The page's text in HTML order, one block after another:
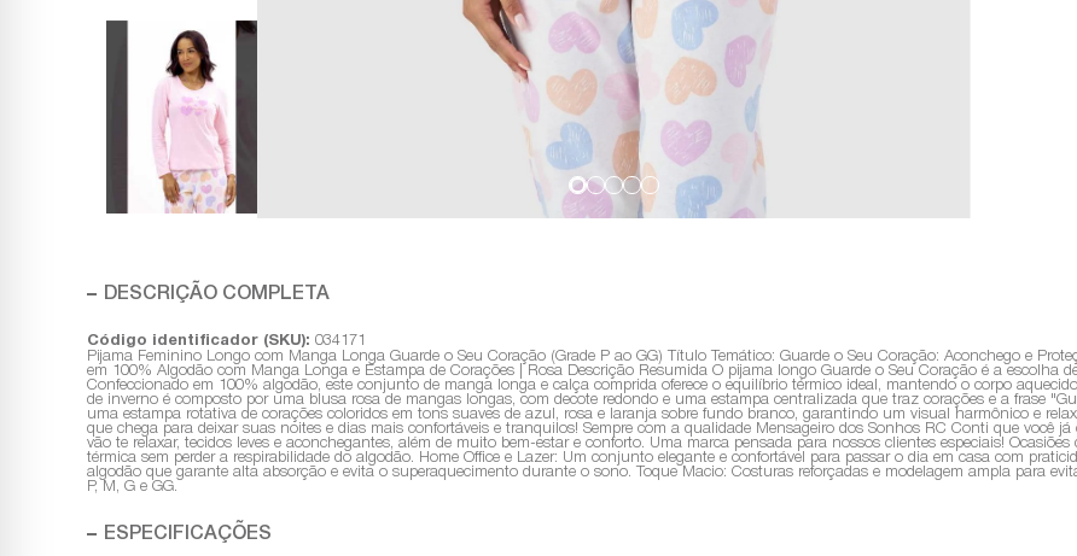
DESCRIÇÃO COMPLETA
Código identificador (SKU): 034171
Pijama Feminino Longo com Manga Longa Guarde o Seu Coração (Grade P ao GG) Título Temático: Guarde o Seu Coração: Aconchego e
em 100% Algodão com Manga Longa e Estampa de Corações | Rosa Descrição Resumida O pijama longo Guarde o Seu Coração é a escolha
Confeccionado em 100% algodão, este conjunto de manga longa e calça comprida oferece o equilíbrio térmico ideal, mantendo o corpo
de inverno é composto por uma blusa rosa de mangas longas, com decote redondo e uma estampa centralizada que traz corações e a frase
uma estampa rotativa de corações coloridos em tons suaves de azul, rosa e laranja sobre fundo branco, garantindo um visual harmônico e
que chega para deixar suas noites e dias mais confortáveis e tranquilos! Sempre com a qualidade Mensageiro dos Sonhos RC Conti que você
vão te relaxar, tecidos leves e aconchegantes, além de muito bem-estar e conforto. Uma marca pensada para nossos clientes especiais!
térmica sem perder a respirabilidade do algodão. Home Office e Lazer: Um conjunto elegante e confortável para passar o dia em casa com
algodão que garante alta absorção e evita o superaquecimento durante o sono. Toque Macio: Costuras reforçadas e modelagem ampla para
P, M, G e GG.
ESPECIFICAÇÕES